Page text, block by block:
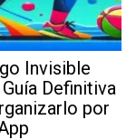
Invisible
Guía Definitiva
por